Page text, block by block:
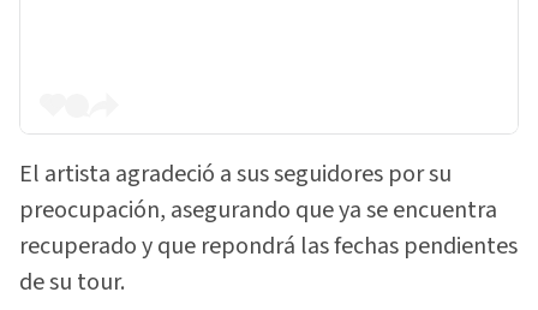
El artista agradeció a sus seguidores por su
preocupación, asegurando que ya se encuentra
recuperado y que repondrá las fechas pendientes
de su tour.